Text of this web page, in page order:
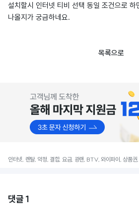
설치할시 인터넷 티비 선택 동일 조건으로 하
나올지가 궁금하네요.
목록으로
인터넷, 렌탈, 약정, 결합, 요금, 광랜, BTV, 와이파이, 상품권
댓글 1